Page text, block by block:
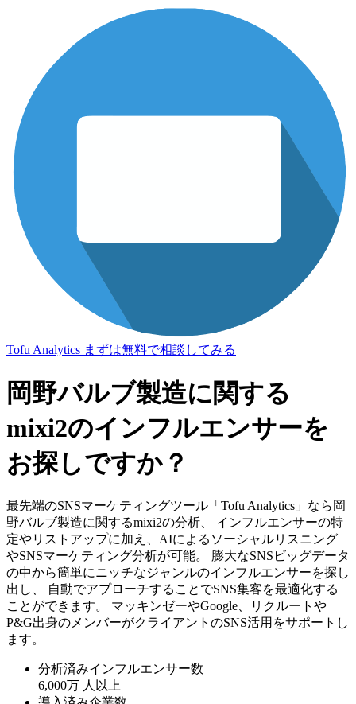
Tofu Analytics まずは無料で相談してみる
岡野バルブ製造に関する
mixi2のインフルエンサーを
お探しですか？
最先端のSNSマーケティングツール「Tofu Analytics」なら岡
野バルブ製造に関するmixi2の分析、 インフルエンサーの特
定やリストアップに加え、AIによるソーシャルリスニング
やSNSマーケティング分析が可能。 膨大なSNSビッグデータ
の中から簡単にニッチなジャンルのインフルエンサーを探し
出し、 自動でアプローチすることでSNS集客を最適化する
ことができます。 マッキンゼーやGoogle、リクルートや
P&G出身のメンバーがクライアントのSNS活用をサポートし
ます。
分析済みインフルエンサー数
6,000万 人以上